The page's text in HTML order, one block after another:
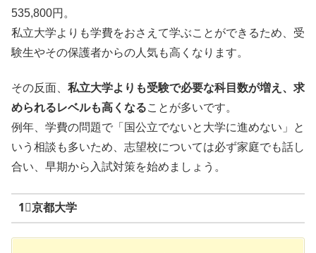
535,800円。
私立大学よりも学費をおさえて学ぶことができるため、受
験生やその保護者からの人気も高くなります。
その反面、 私立大学よりも受験で必要な科目数が増え、求
められるレベルも高くなることが多いです。
例年、学費の問題で「国公立でないと大学に進めない」と
いう相談も多いため、志望校については必ず家庭でも話し
合い、早期から入試対策を始めましょう。
1⃣京都大学